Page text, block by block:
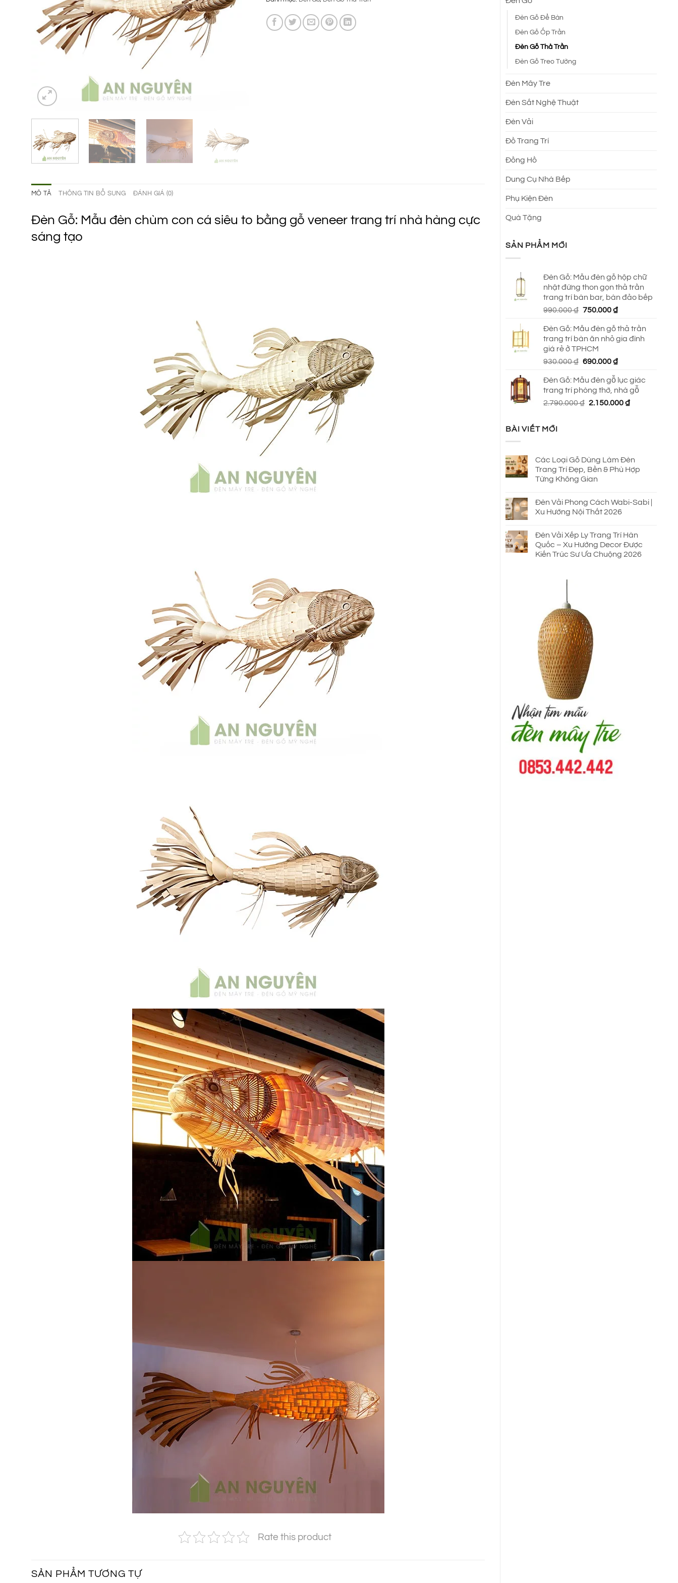
Đèn Gỗ Để Bàn
Đèn Gỗ Ốp Trần
Đèn Gỗ Thả Trần
Đèn Gỗ Treo Tường
Đèn Mây Tre
Đèn Sắt Nghệ Thuật
Đèn Vải
Đồ Trang Trí
Đồng Hồ
Dung Cụ Nhà Bếp
Phụ Kiện Đèn
Quà Tặng
SẢN PHẨM MỚI
Đèn Gỗ: Mẫu đèn gỗ hộp chữ
nhật đứng thon gọn thả trần
trang trí bàn bar, bàn đảo bếp
990.000₫ Giá
là:
990.000 ₫.
750.000₫Giá
tại
là:
Đèn Gỗ: Mẫu đèn gỗ thả trần
trang trí bàn ăn nhỏ gia đình
giá rẻ ở TPHCM
930.000₫ Giá
là:
930.000 ₫.
690.000₫Giá
tại
là:
690.000 ₫.
Đèn Gỗ: Mẫu đèn gỗ lục giác
trang trí phòng thờ, nhà gỗ
2.790.000₫ Giá
2.150.000₫Giá
BÀI VIẾT MỚI
Các Loại Gỗ Dùng Làm Đèn
Trang Trí Đẹp, Bền & Phù Hợp
Từng Không Gian
Đèn Vải Phong Cách Wabi-Sabi |
Xu Hướng Nội Thất 2026
Đèn Vải Xếp Ly Trang Trí Hàn
Quốc – Xu Hướng Decor Được
Kiến Trúc Sư Ưa Chuộng 2026
là:
14.500.000 ₫.
MÔ TẢ THÔNG TIN BỔ SUNG ĐÁNH GIÁ (0)
Đèn Gỗ: Mẫu đèn chùm con cá siêu to bằng gỗ veneer trang trí nhà hàng cực
sáng tạo
Rate this product
SẢN PHẨM TƯƠNG TỰ